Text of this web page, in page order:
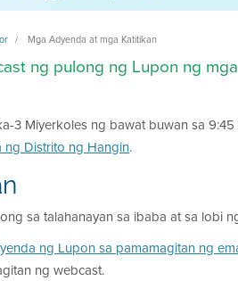
Mga Adyenda at mga Katitikan
ng pulong ng Lupon ng
3 Miyerkoles ng bawat buwan sa
ng Distrito ng Hangin.
sa talahanayan sa ibaba at sa lobi
ng Lupon sa pamamagitan ng
ng webcast.